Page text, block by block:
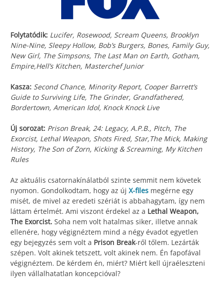
Folytatódik: Lucifer, Rosewood, Scream Queens, Brooklyn
Nine-Nine, Sleepy Hollow, Bob’s Burgers, Bones, Family Guy,
New Girl, The Simpsons, The Last Man on Earth, Gotham,
Empire,Hell’s Kitchen, Masterchef Junior
Kasza: Second Chance, Minority Report, Cooper Barrett’s
Guide to Surviving Life, The Grinder, Grandfathered,
Bordertown, American Idol, Knock Knock Live
Új sorozat: Prison Break, 24: Legacy, A.P.B., Pitch, The
Exorcist, Lethal Weapon, Shots Fired, Star,The Mick, Making
History, The Son of Zorn, Kicking & Screaming, My Kitchen
Rules
Az aktuális csatornakínálatból szinte semmit nem követek
nyomon. Gondolkodtam, hogy az új X-files megérne egy
misét, de mivel az eredeti szériát is abbahagytam, így nem
láttam értelmét. Ami viszont érdekel az a Lethal Weapon,
The Exorcist. Soha nem volt hatalmas siker, illetve annak
ellenére, hogy végignéztem mind a négy évadot egyetlen
egy bejegyzés sem volt a Prison Break-ről tőlem. Lezárták
szépen. Volt akinek tetszett, volt akinek nem. Én fapofával
végignéztem. De kérdem én, miért? Miért kell újraéleszteni
ilyen vállalhatatlan koncepcióval?